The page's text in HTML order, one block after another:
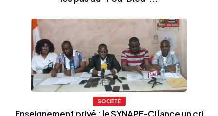
SOCIÉTÉ
Enseignement privé : le SYNAPE-CI lance un cri